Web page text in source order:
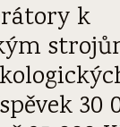
k
30